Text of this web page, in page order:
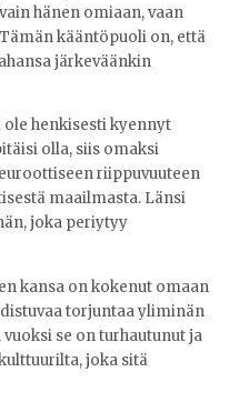
hänen omiaan, vaan
kääntöpuoli on, että
järkeväänkin
ole henkisesti kyennyt
olla, siis omaksi
riippuvuuteen
maailmasta. Länsi
joka periytyy
kansa on kokenut omaan
torjuntaa yliminän
se on turhautunut ja
joka sitä